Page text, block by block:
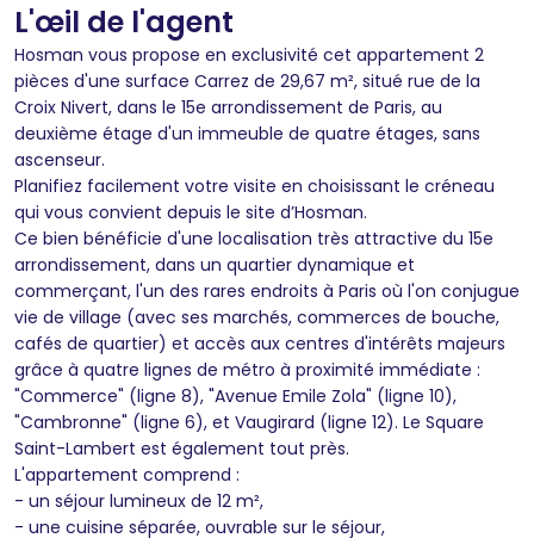
L'œil de l'agent
Hosman vous propose en exclusivité cet appartement 2
pièces d'une surface Carrez de 29,67 m², situé rue de la
Croix Nivert, dans le 15e arrondissement de Paris, au
deuxième étage d'un immeuble de quatre étages, sans
ascenseur.
Planifiez facilement votre visite en choisissant le créneau
qui vous convient depuis le site d’Hosman.
Ce bien bénéficie d'une localisation très attractive du 15e
arrondissement, dans un quartier dynamique et
commerçant, l'un des rares endroits à Paris où l'on conjugue
vie de village (avec ses marchés, commerces de bouche,
cafés de quartier) et accès aux centres d'intérêts majeurs
grâce à quatre lignes de métro à proximité immédiate :
"Commerce" (ligne 8), "Avenue Emile Zola" (ligne 10),
"Cambronne" (ligne 6), et Vaugirard (ligne 12). Le Square
Saint-Lambert est également tout près.
L'appartement comprend :
- un séjour lumineux de 12 m²,
- une cuisine séparée, ouvrable sur le séjour,